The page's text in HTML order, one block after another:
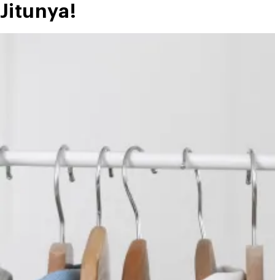
Jitunya!